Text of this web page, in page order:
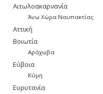
Αιτωλοακαρνανία
Άνω Χώρα Ναυπακτίας
Αττική
Βοιωτία
Αράχωβα
Εύβοια
Κύμη
Ευρυτανία